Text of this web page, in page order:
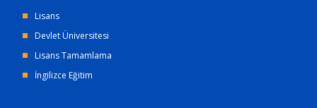
Lisans
Devlet Üniversitesi
Lisans Tamamlama
İngilizce Eğitim